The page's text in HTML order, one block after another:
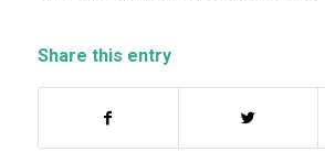
Share this entry